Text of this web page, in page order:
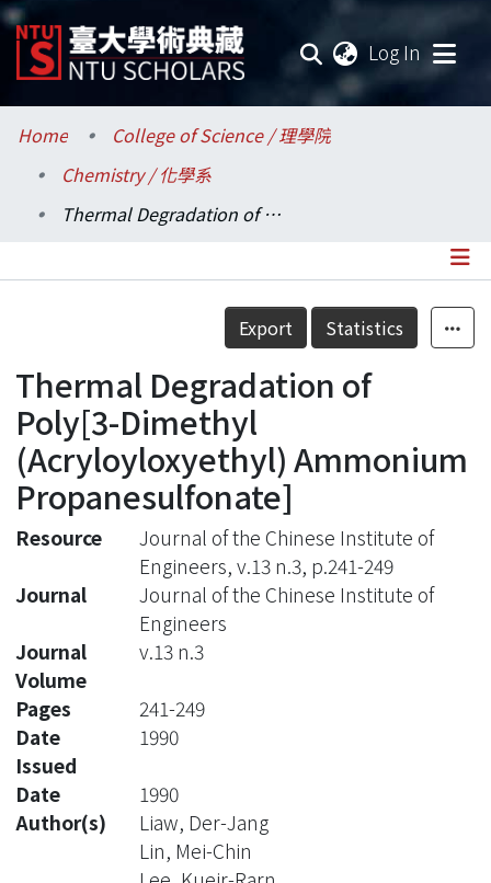
Log In
Communities & Collections
Research Outputs
Statistics
Home
College of Science / 理學院
Chemistry / 化學系
Thermal Degradation of Poly[3-Dimethyl (Acryloyloxyethyl) Ammonium Propanesulfonate]
Details
Export Statistics
Thermal Degradation of
Poly[3-Dimethyl
(Acryloyloxyethyl) Ammonium
Propanesulfonate]
Resource
Journal of the Chinese Institute of
Engineers, v.13 n.3, p.241-249
Journal
Journal of the Chinese Institute of
Engineers
Journal
Volume
v.13 n.3
Pages
241-249
Date
Issued
1990
Date
1990
Author(s)
Liaw, Der-Jang
Lin, Mei-Chin